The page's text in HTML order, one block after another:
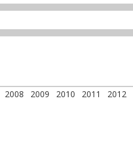
2008 2009 2010 2011 2012